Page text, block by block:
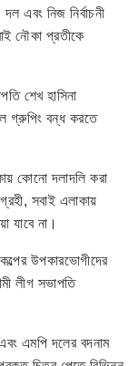
এবং নিজ নির্বাচনী
নৌকা প্রতীকে
শেখ হাসিনা
গ্রুপিং বন্ধ করতে
কোনো দলাদলি করা
সবাই এলাকায়
যাবে না।
উপকারভোগীদের
লীগ সভাপতি
এমপি দলের বদনাম